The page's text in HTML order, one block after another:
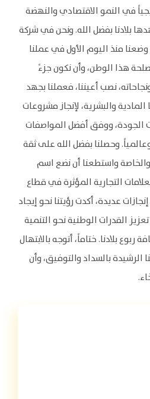
في النمو الاقتصادي والنهضة
بلادنا بفضل الله. ونحن في شركة
وضعنا منذ اليوم الأول في عملنا
هذا الوطن، وأن نكون جزءً
نصب أعيننا، فعملنا بجهد
المادية والبشرية، لإنجاز مشروعات
الجودة، ووفق أفضل المواصفات
وحصلنا بفضل الله على ثقة
واستطعنا أن نضع اسم
التجارية المؤثرة في قطاع
عديدة، أكدت رؤيتنا نحو إيجاد
القدرات الوطنية نحو التنمية
بلادنا. ختاماً، أتوجه بالابتهال
الرشيدة بالسداد والتوفيق، وأن